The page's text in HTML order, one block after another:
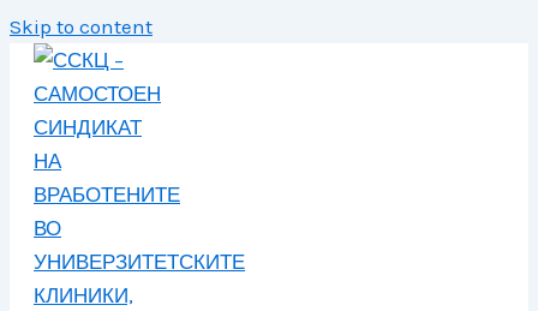
Skip to content